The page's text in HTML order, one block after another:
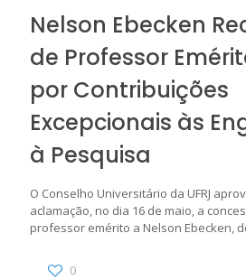
Nelson Ebecken
de Professor
por Contribuições
Excepcionais às
à Pesquisa
O Conselho Universitário da UFRJ
aclamação, no dia 16 de maio, a
professor emérito a Nelson Ebecken,
0